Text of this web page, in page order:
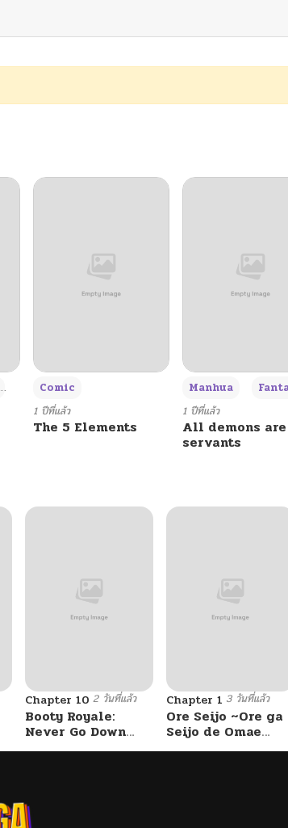
Comic
1 ปีที่แล้ว
The 5 Elements
Manhua Fantasy แ
1 ปีที่แล้ว
All demons
servants
Chapter 10 2 วันที่แล้ว
Booty Royale:
Never Go Down
Without A Fight!
Chapter 1 3 วันที่แล้ว
Ore Seijo ~Ore ga
Seijo de Omae
Akuyaku Reijou